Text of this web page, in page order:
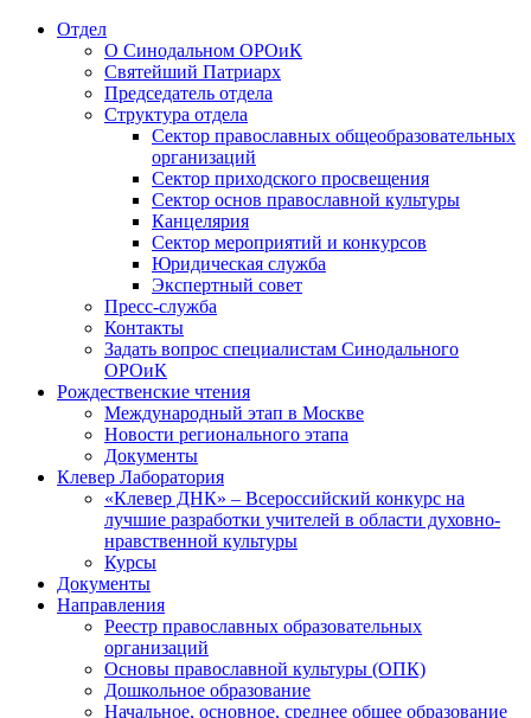
Отдел
О Синодальном ОРОиК
Святейший Патриарх
Председатель отдела
Структура отдела
Сектор православных общеобразовательных
организаций
Сектор приходского просвещения
Сектор основ православной культуры
Канцелярия
Сектор мероприятий и конкурсов
Юридическая служба
Экспертный совет
Пресс-служба
Контакты
Задать вопрос специалистам Синодального
ОРОиК
Рождественские чтения
Международный этап в Москве
Новости регионального этапа
Документы
Клевер Лаборатория
«Клевер ДНК» – Всероссийский конкурс на
лучшие разработки учителей в области духовно-
нравственной культуры
Курсы
Документы
Направления
Реестр православных образовательных
организаций
Основы православной культуры (ОПК)
Дошкольное образование
Начальное, основное, среднее общее образование